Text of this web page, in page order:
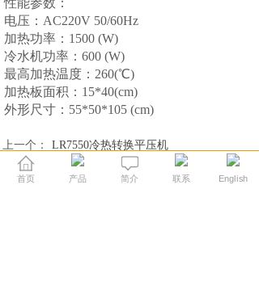
性能参数：
电压：AC220V 50/60Hz
加热功率：1500 (W)
冷水机功率：600 (W)
最高加热温度：260(℃)
加热板面积：15*40(cm)
外形尺寸：55*50*105 (cm)
上一个：
LR7550冷热转换平压机
下一个：
LR200冷热转换平压机
首页 产品 简介 联系 English